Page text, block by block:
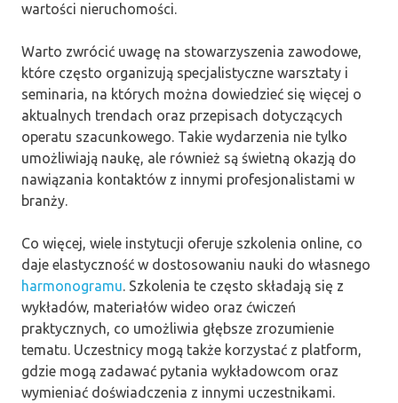
wartości nieruchomości.
Warto zwrócić uwagę na stowarzyszenia zawodowe,
które często organizują specjalistyczne warsztaty i
seminaria, na których można dowiedzieć się więcej o
aktualnych trendach oraz przepisach dotyczących
operatu szacunkowego. Takie wydarzenia nie tylko
umożliwiają naukę, ale również są świetną okazją do
nawiązania kontaktów z innymi profesjonalistami w
branży.
Co więcej, wiele instytucji oferuje szkolenia online, co
daje elastyczność w dostosowaniu nauki do własnego
harmonogramu. Szkolenia te często składają się z
wykładów, materiałów wideo oraz ćwiczeń
praktycznych, co umożliwia głębsze zrozumienie
tematu. Uczestnicy mogą także korzystać z platform,
gdzie mogą zadawać pytania wykładowcom oraz
wymieniać doświadczenia z innymi uczestnikami.